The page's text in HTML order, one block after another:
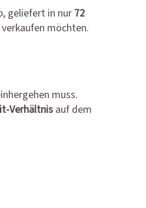
geliefert in nur 72
möchten.
muss.
Verhältnisauf dem